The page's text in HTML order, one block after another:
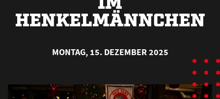
HENKELMÄNNCHEN
MONTAG, 15. DEZEMBER 2025